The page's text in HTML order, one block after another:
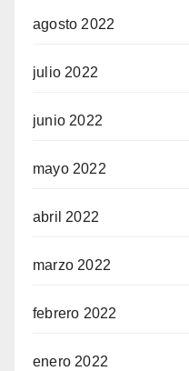
agosto 2022
julio 2022
junio 2022
mayo 2022
abril 2022
marzo 2022
febrero 2022
enero 2022